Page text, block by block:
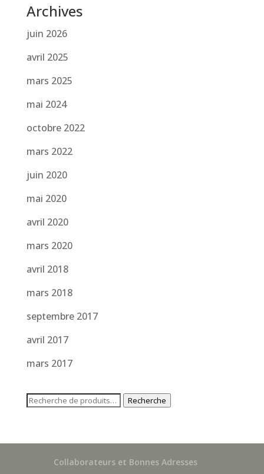
Archives
juin 2026
avril 2025
mars 2025
mai 2024
octobre 2022
mars 2022
juin 2020
mai 2020
avril 2020
mars 2020
avril 2018
mars 2018
septembre 2017
avril 2017
mars 2017
Recherche
Recherche
Collaborateurs et Bonnes Adresses